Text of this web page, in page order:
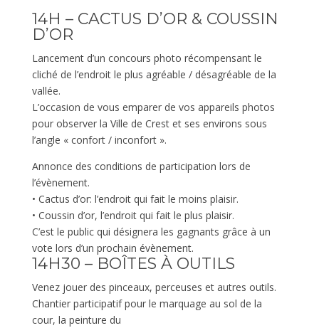
14H – CACTUS D’OR & COUSSIN
D’OR
Lancement d’un concours photo récompensant le
cliché de l’endroit le plus agréable / désagréable de la
vallée.
L’occasion de vous emparer de vos appareils photos
pour observer la Ville de Crest et ses environs sous
l’angle « confort / inconfort ».
Annonce des conditions de participation lors de
l’évènement.
• Cactus d’or: l’endroit qui fait le moins plaisir.
• Coussin d’or, l’endroit qui fait le plus plaisir.
C’est le public qui désignera les gagnants grâce à un
vote lors d’un prochain évènement.
14H30 – BOÎTES À OUTILS
Venez jouer des pinceaux, perceuses et autres outils.
Chantier participatif pour le marquage au sol de la
cour, la peinture du